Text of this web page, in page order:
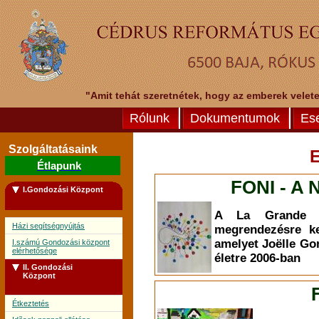
"Amit tehát szeretnétek, hogy az emberek
Rólunk Dokumentumok
Szolgáltatásaink
Étlapunk
I.Gondozási Központ
Házi segítségnyújtás
I.számú Gondozási központ
elérhetősége
II. Gondozási
Központ
Étkeztetés
FONI - A
A La Grande
megrendezésre
amelyet Joëlle
életre 2006-ban